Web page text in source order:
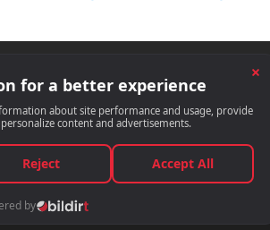
Nil Ticaret Merkezi
İnternet Medyası ve Bilişim